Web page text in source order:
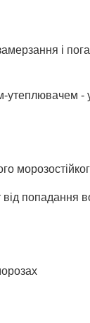
і
-
попадання